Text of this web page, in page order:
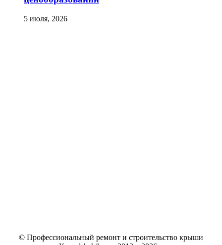
5 июля, 2026
© Профессиональный ремонт и строительство крыши